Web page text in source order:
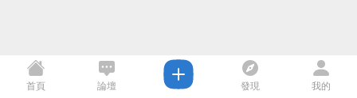
首頁 論壇 發現 我的